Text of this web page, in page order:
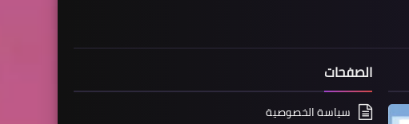
الصفحات
سياسة الخصوصية